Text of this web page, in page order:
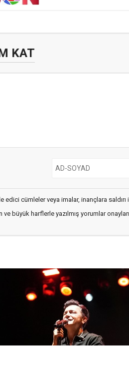
KAT
edici cümleler veya imalar, inançlara saldırı
ve büyük harflerle yazılmış yorumlar